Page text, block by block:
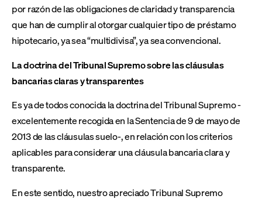
por razón de las obligaciones de claridad y transparencia
que han de cumplir al otorgar cualquier tipo de préstamo
hipotecario, ya sea “multidivisa”, ya sea convencional.
La doctrina del Tribunal Supremo sobre las cláusulas
bancarias claras y transparentes
Es ya de todos conocida la doctrina del Tribunal Supremo -
excelentemente recogida en la Sentencia de 9 de mayo de
2013 de las cláusulas suelo-, en relación con los criterios
aplicables para considerar una cláusula bancaria clara y
transparente.
En este sentido, nuestro apreciado Tribunal Supremo